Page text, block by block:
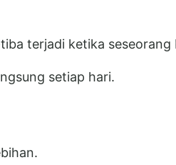
terjadi ketika seseorang
setiap hari.